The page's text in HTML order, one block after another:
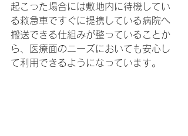
起こった場合には敷地内に待機してい
る救急車ですぐに提携している病院へ
搬送できる仕組みが整っていることか
ら、医療面のニーズにおいても安心し
て利用できるようになっています。